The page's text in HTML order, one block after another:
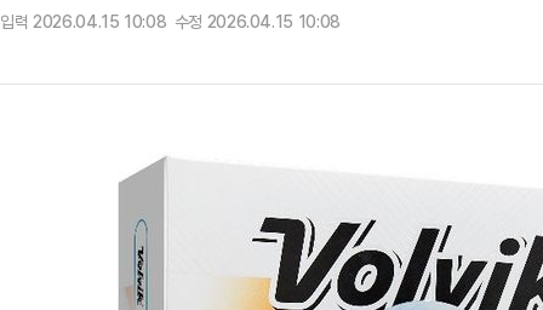
입력 2026.04.15 10:08 수정 2026.04.15 10:08